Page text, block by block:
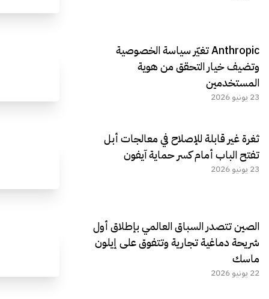
Anthropic تغيّر سياسة الخصوصية
وتضيف خيار التحقق من هوية
المستخدمين
23 يونيو 2026
ثغرة غير قابلة للإصلاح في معالجات أبل
تفتح الباب أمام كسر حماية آيفون
23 يونيو 2026
الصين تتصدر السباق العالمي بإطلاق أول
شريحة دماغية تجارية وتتفوق على إيلون
ماسك
22 يونيو 2026